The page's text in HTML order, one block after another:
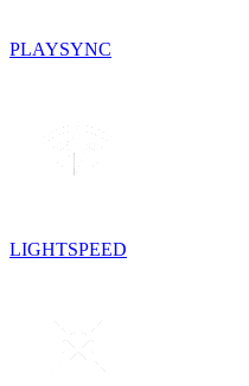
PLAYSYNC
LIGHTSPEED